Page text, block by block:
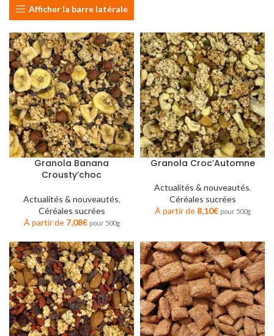
Afficher la barre latérale
Granola Banana
Crousty’choc
Actualités & nouveautés,
Céréales sucrées
À partir de 7,08€ pour 500g
Granola Croc’Automne
Actualités & nouveautés,
Céréales sucrées
À partir de 8,10€ pour 500g